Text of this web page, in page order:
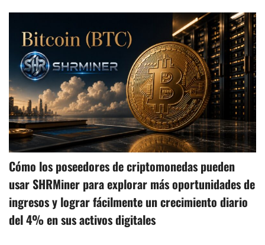
Cómo los poseedores de criptomonedas pueden
usar SHRMiner para explorar más oportunidades de
ingresos y lograr fácilmente un crecimiento diario
del 4% en sus activos digitales